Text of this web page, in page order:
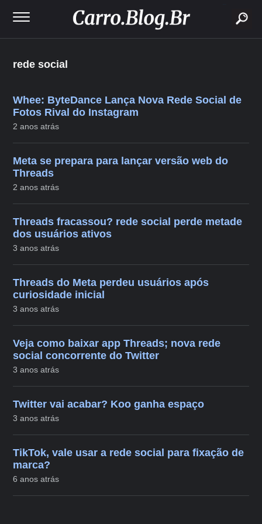
rede social
Whee: ByteDance Lança Nova Rede Social de
Fotos Rival do Instagram
2 anos atrás
Meta se prepara para lançar versão web do
Threads
2 anos atrás
Threads fracassou? rede social perde metade
dos usuários ativos
3 anos atrás
Threads do Meta perdeu usuários após
curiosidade inicial
3 anos atrás
Veja como baixar app Threads; nova rede
social concorrente do Twitter
3 anos atrás
Twitter vai acabar? Koo ganha espaço
3 anos atrás
TikTok, vale usar a rede social para fixação de
marca?
6 anos atrás